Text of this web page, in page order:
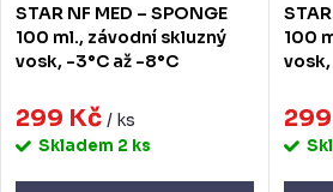
STAR NF MED – SPONGE
100 ml., závodní skluzný
vosk, -3°C až -8°C
299 Kč / ks
Skladem 2 ks
100
vosk,